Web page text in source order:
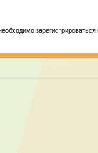
зарегистрироваться